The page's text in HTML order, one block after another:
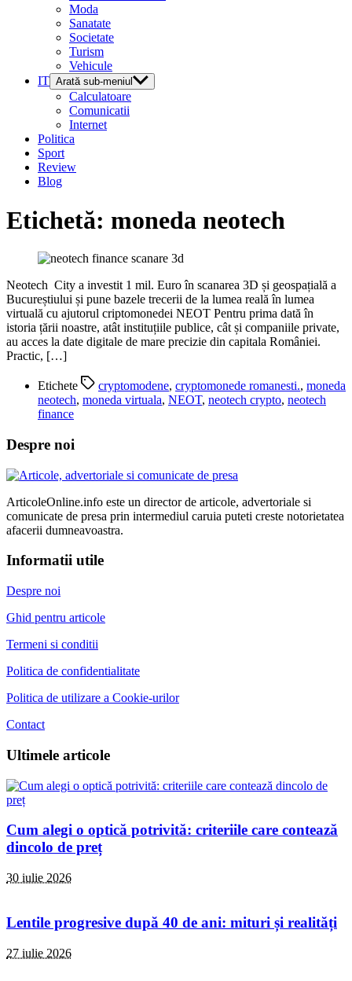
Moda
Sanatate
Societate
Turism
Vehicule
IT Arată sub-meniul
Calculatoare
Comunicatii
Internet
Politica
Sport
Review
Blog
Etichetă: moneda neotech
Neotech City a investit 1 mil. Euro în scanarea 3D și geospațială a
Bucureștiului și pune bazele trecerii de la lumea reală în lumea
virtuală cu ajutorul criptomonedei NEOT Pentru prima dată în
istoria țării noastre, atât instituțiile publice, cât și companiile private,
au acces la date digitale de mare precizie din capitala României.
Practic, […]
Etichete cryptomodene, cryptomonede romanesti., moneda
neotech, moneda virtuala, NEOT, neotech crypto, neotech
finance
Despre noi
ArticoleOnline.info este un director de articole, advertoriale si
comunicate de presa prin intermediul caruia puteti creste notorietatea
afacerii dumneavoastra.
Informatii utile
Despre noi
Ghid pentru articole
Termeni si conditii
Politica de confidentialitate
Politica de utilizare a Cookie-urilor
Contact
Ultimele articole
Cum alegi o optică potrivită: criteriile care contează
dincolo de preț
30 iulie 2026
Lentile progresive după 40 de ani: mituri și realități
27 iulie 2026